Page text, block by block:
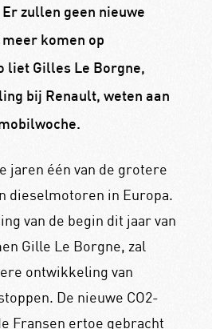
zullen geen nieuwe
komen op
liet Gilles Le Borgne,
bij Renault, weten aan
jaren één van de grotere
dieselmotoren in Europa.
van de begin dit jaar van
Gille Le Borgne, zal
ontwikkeling van
De nieuwe CO2-
Fransen ertoe gebracht